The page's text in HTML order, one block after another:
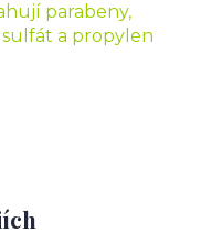
parabeny,
a propylen